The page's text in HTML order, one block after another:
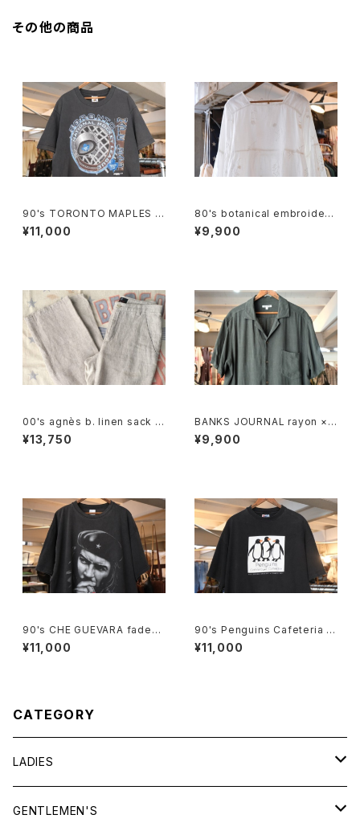
その他の商品
90's TORONTO MAPLES L
EAFS black cotton Tee "M
ade in CANADA"
¥11,000
80's botanical embroidere
d Indian cotton pullover Bl
ouse
¥9,900
00's agnès b. linen sack st
raight leg Pants
¥13,750
BANKS JOURNAL rayon ×li
nen open-collar Shirt
¥9,900
90's CHE GUEVARA fade-b
lack cotton photo print Te
e
¥11,000
90's Penguins Cafeteria pr
int cotton Tee "Made in U.
S.A."
¥11,000
CATEGORY
LADIES
TOPS
GENTLEMEN'S